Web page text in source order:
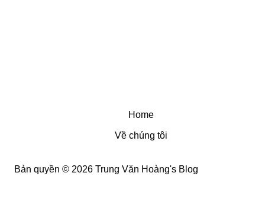
Home
Về chúng tôi
Bản quyền © 2026 Trung Văn Hoàng's Blog